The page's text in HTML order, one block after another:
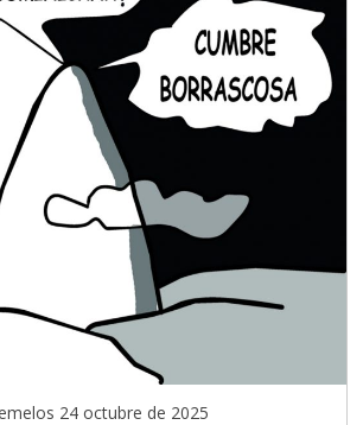
24 octubre de 2025